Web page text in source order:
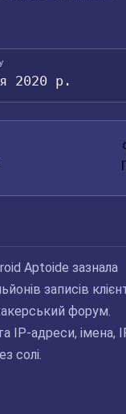
2020 р.
Aptoide зазнала
записів
форум.
IP-адреси, імена,
солі.